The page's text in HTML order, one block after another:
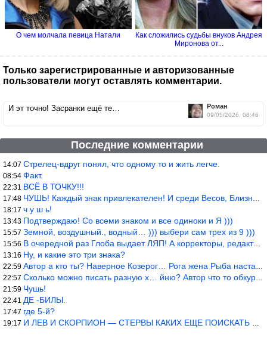
О чем молчала певица Натали
Как сложились судьбы внуков Андрея
Миронова от...
Только зарегистрированные и авторизованные
пользователи могут оставлять комментарии.
Роман
09/05/2026, 08:46
И эт точно! Засранки ещё те…
Последние комментарии
14:07 Стрелец-вдруг понял, что одному то и жить легче.
08:54 Факт.
22:31 ВСЁ В ТОЧКУ!!!
17:48 ЧУШЬ! Каждый знак привлекателен! И среди Весов, Близнецов встреч
18:17 ч у ш ь!
13:43 Подтверждаю! Со всеми знаком и все одиноки и Я )))
15:57 Земной, воздушный., водный… ))) выбери сам трех из 9 )))
15:56 В очередной раз Глоба выдает ЛЯП! А корректоры, редакторы пропус
13:16 Ну, и какие это три знака?
22:59 Автор а кто ты? Наверное Козерог… Рога жена Рыба наставила ))
22:57 Сколько можно писать разную х… йню? Автор что то обкурился?
21:59 Чушь!
22:41 ДЕ -БИЛЫ.
17:47 где 5-й?
19:17 И ЛЕВ И СКОРПИОН — СТЕРВЫ КАКИХ ЕЩЕ ПОИСКАТЬ НАДО